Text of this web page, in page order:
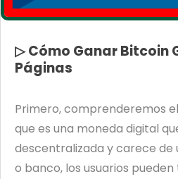
▷ Cómo Ganar Bitcoin
Páginas
Primero, comprenderemos
que es una moneda digital
descentralizada y carece
o banco, los usuarios